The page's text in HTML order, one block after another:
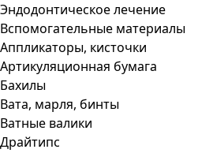
Эндодонтическое лечение
Вспомогательные материалы
Аппликаторы, кисточки
Артикуляционная бумага
Бахилы
Вата, марля, бинты
Ватные валики
Драйтипс